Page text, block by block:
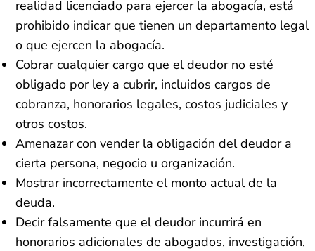
realidad licenciado para ejercer la abogacía, está
prohibido indicar que tienen un departamento legal
o que ejercen la abogacía.
Cobrar cualquier cargo que el deudor no esté
obligado por ley a cubrir, incluidos cargos de
cobranza, honorarios legales, costos judiciales y
otros costos.
Amenazar con vender la obligación del deudor a
cierta persona, negocio u organización.
Mostrar incorrectamente el monto actual de la
deuda.
Decir falsamente que el deudor incurrirá en
honorarios adicionales de abogados, investigación,